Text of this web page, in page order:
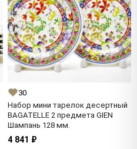
30
Набор мини тарелок десертный
BAGATELLE 2 предмета GIEN
Шампань 128 мм.
4 841 ₽